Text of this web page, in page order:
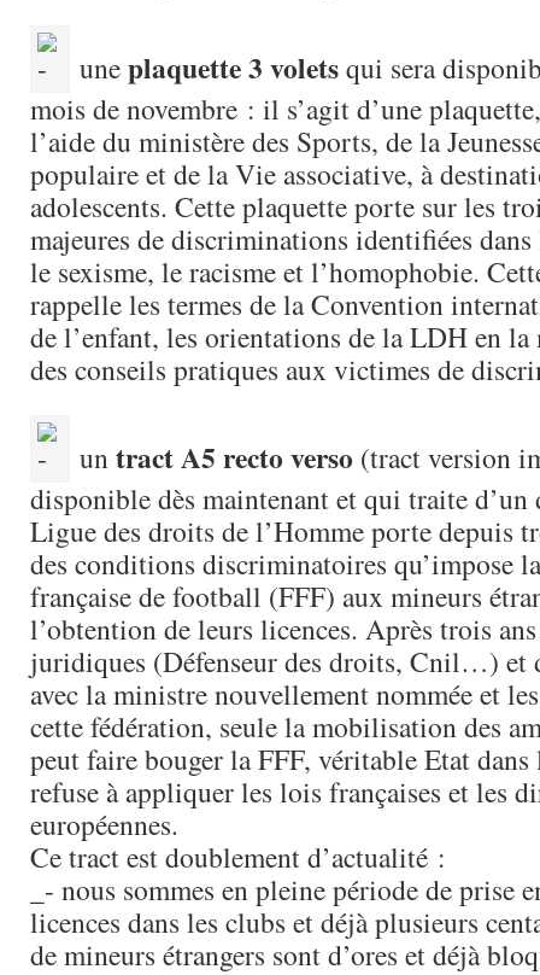
uneplaquette 3 voletsqui sera
mois de novembre : il s’agit d’une
l’aide du ministère des Sports, de la
populaire et de la Vie associative, à
adolescents. Cette plaquette porte sur les
majeures de discriminations identifiées
le sexisme, le racisme et l’homophobie.
rappelle les termes de la Convention
de l’enfant, les orientations de la LDH en la
des conseils pratiques aux victimes de
untract A5 recto verso (tract version
disponible dès maintenant et qui traite d’un
Ligue des droits de l’Homme porte depuis
des conditions discriminatoires qu’impose
française de football (FFF) aux mineurs
l’obtention de leurs licences. Après trois
juridiques (Défenseur des droits, Cnil…) et
avec la ministre nouvellement nommée et
cette fédération, seule la mobilisation des
peut faire bouger la FFF, véritable Etat dans
refuse à appliquer les lois françaises et les
européennes.
Ce tract est doublement d’actualité :
_- nous sommes en pleine période de prise
licences dans les clubs et déjà plusieurs
de mineurs étrangers sont d’ores et déjà